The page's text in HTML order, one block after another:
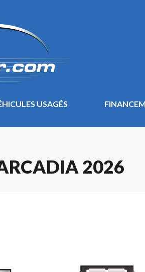
USAGÉS
2026